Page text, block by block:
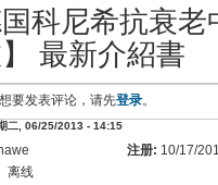
科尼希抗衰
最新介紹書
要发表评论，请先登录。
二, 06/25/2013 - 14:15
离线
注册: 10/17/